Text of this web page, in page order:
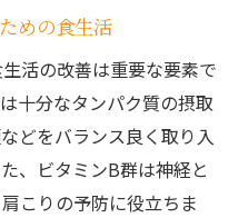
めの食生活
活の改善は重要な要素で
十分なタンパク質の摂取
どをバランス良く取り入
、ビタミンB群は神経と
こりの予防に役立ちま